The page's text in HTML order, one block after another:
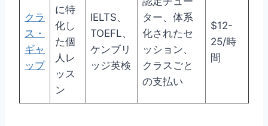
クラ
ス・
ギャ
ップ
に特
化し
た個
人レ
ッス
ン
IELTS、
TOEFL、
ケンブリ
ッジ英検
ター、体系
化されたセ
ッション、
クラスごと
の支払い
$12-
25/時
間